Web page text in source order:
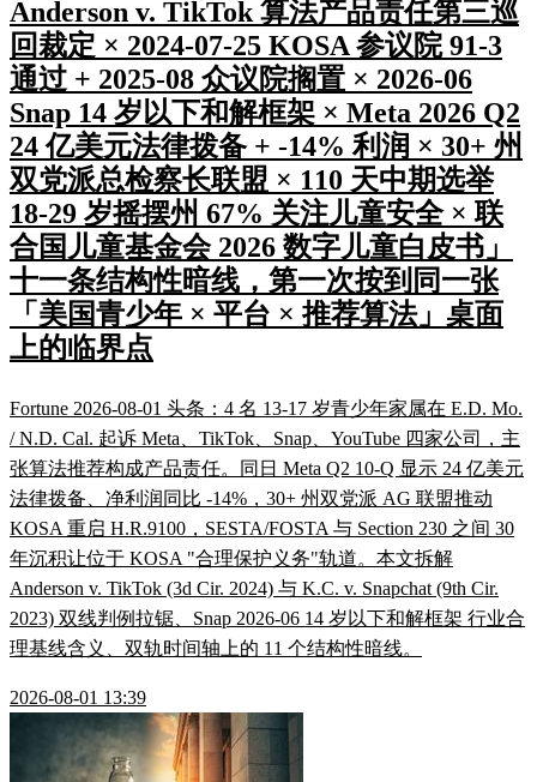
Anderson v. TikTok 算法产品责任第三巡
回裁定 × 2024-07-25 KOSA 参议院 91-3
通过 + 2025-08 众议院搁置 × 2026-06
Snap 14 岁以下和解框架 × Meta 2026 Q2
24 亿美元法律拨备 + -14% 利润 × 30+ 州
双党派总检察长联盟 × 110 天中期选举
18-29 岁摇摆州 67% 关注儿童安全 × 联
合国儿童基金会 2026 数字儿童白皮书」
十一条结构性暗线，第一次按到同一张
「美国青少年 × 平台 × 推荐算法」桌面
上的临界点
Fortune 2026-08-01 头条：4 名 13-17 岁青少年家属在 E.D. Mo.
/ N.D. Cal. 起诉 Meta、TikTok、Snap、YouTube 四家公司，主
张算法推荐构成产品责任。同日 Meta Q2 10-Q 显示 24 亿美元
法律拨备、净利润同比 -14%，30+ 州双党派 AG 联盟推动
KOSA 重启 H.R.9100，SESTA/FOSTA 与 Section 230 之间 30
年沉积让位于 KOSA "合理保护义务"轨道。本文拆解
Anderson v. TikTok (3d Cir. 2024) 与 K.C. v. Snapchat (9th Cir.
2023) 双线判例拉锯、Snap 2026-06 14 岁以下和解框架 行业合
理基线含义、双轨时间轴上的 11 个结构性暗线。
2026-08-01 13:39